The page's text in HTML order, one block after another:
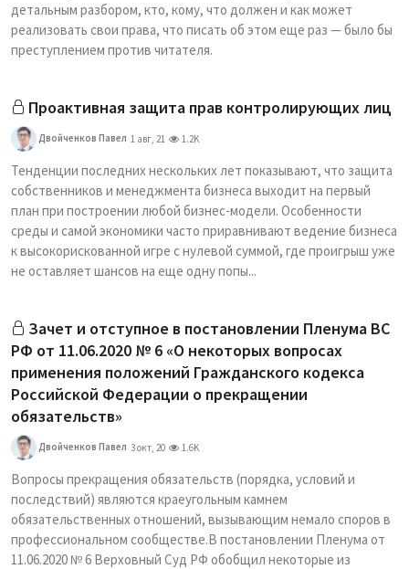
детальным разбором, кто, кому, что должен и как может
реализовать свои права, что писать об этом еще раз — было бы
преступлением против читателя.
Проактивная защита прав контролирующих лиц
Двойченков Павел 1 авг, 21 1.2K
Тенденции последних нескольких лет показывают, что защита
собственников и менеджмента бизнеса выходит на первый
план при построении любой бизнес-модели. Особенности
среды и самой экономики часто приравнивают ведение бизнеса
к высокорискованной игре с нулевой суммой, где проигрыш уже
не оставляет шансов на еще одну попы...
Зачет и отступное в постановлении Пленума ВС
РФ от 11.06.2020 № 6 «О некоторых вопросах
применения положений Гражданского кодекса
Российской Федерации о прекращении
обязательств»
Двойченков Павел 3 окт, 20 1.6K
Вопросы прекращения обязательств (порядка, условий и
последствий) являются краеугольным камнем
обязательственных отношений, вызывающим немало споров в
профессиональном сообществе.В постановлении Пленума от
11.06.2020 № 6 Верховный Суд РФ обобщил некоторые из